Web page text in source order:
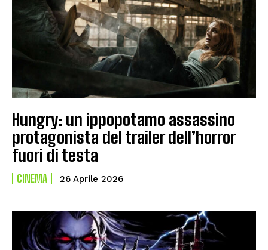
Hungry: un ippopotamo assassino
protagonista del trailer dell’horror
fuori di testa
CINEMA 26 Aprile 2026